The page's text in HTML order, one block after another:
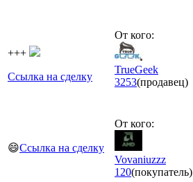
+++
Ссылка на сделку
От кого:
TrueGeek
3253(продавец)
😄Ссылка на сделку
От кого:
Vovaniuzzz
120(покупатель)